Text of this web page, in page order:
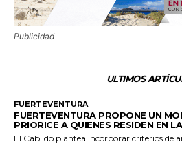
Publicidad
ULTIMOS
FUERTEVENTURA
FUERTEVENTURA PROPONE UN
PRIORICE A QUIENES RESIDEN EN
El Cabildo plantea incorporar criterios de